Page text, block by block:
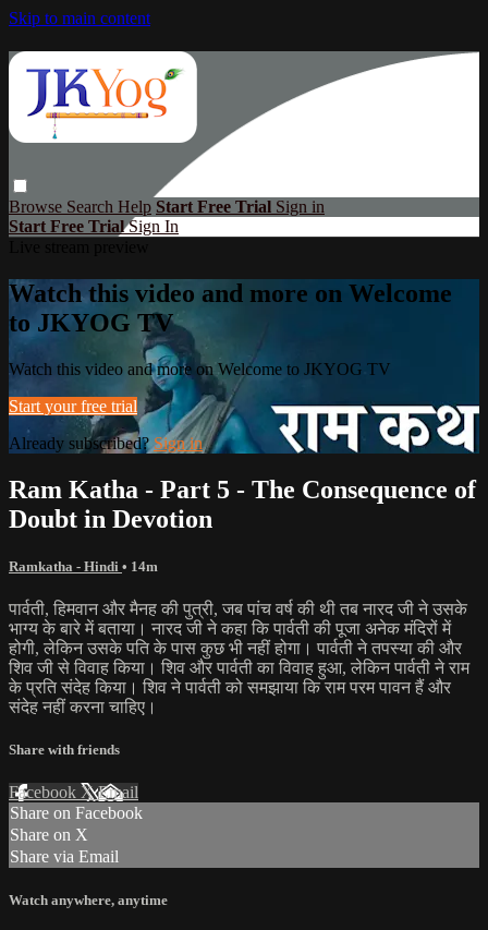
Skip to main content
Browse Search Help Start Free Trial Sign in
Start Free TrialSign In
Watch this video and more on Welcome
to JKYOG TV
Watch this video and more on Welcome to JKYOG TV
Start your free trial
Already subscribed?Sign in
Ram Katha - Part 5 - The Consequence of
Doubt in Devotion
Ramkatha - Hindi • 14m
पार्वती, हिमवान और मैनह की पुत्री, जब पांच वर्ष की थी तब नारद जी ने उसके
भाग्य के बारे में बताया। नारद जी ने कहा कि पार्वती की पूजा अनेक मंदिरों में
होगी, लेकिन उसके पति के पास कुछ भी नहीं होगा। पार्वती ने तपस्या की और
शिव जी से विवाह किया। शिव और पार्वती का विवाह हुआ, लेकिन पार्वती ने राम
के प्रति संदेह किया। शिव ने पार्वती को समझाया कि राम परम पावन हैं और
संदेह नहीं करना चाहिए।
Share with friends
Facebook XEmail
Share on Facebook
Share on X
Share via Email
Watch anywhere, anytime